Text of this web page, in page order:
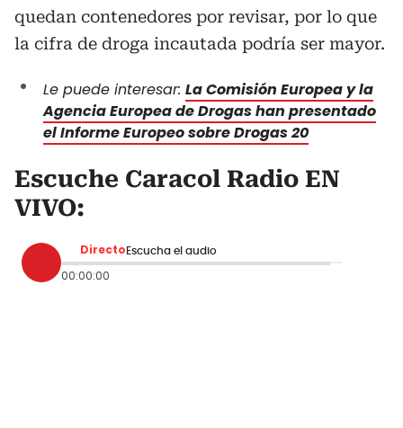
quedan contenedores por revisar, por lo que
la cifra de droga incautada podría ser mayor.
Le puede interesar: La Comisión Europea y la
Agencia Europea de Drogas han presentado
el Informe Europeo sobre Drogas 20
Escuche Caracol Radio EN
VIVO:
Directo Escucha el audio
00:00:00